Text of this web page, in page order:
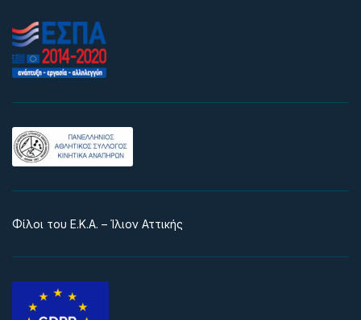
Φίλοι του Ε.Κ.Α. – Ίλιον Αττικής